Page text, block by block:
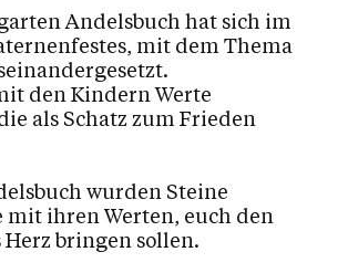
Andelsbuch hat sich im
mit dem Thema
den Kindern Werte
als Schatz zum Frieden
wurden Steine
ihren Werten, euch den
bringen sollen.